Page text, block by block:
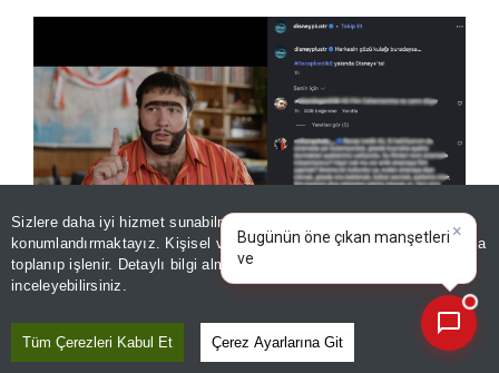
Sizlere daha iyi hizmet sunabilmek adına sitemizde
konumlandırmaktayız. Kişisel verileriniz, KVKK ve GDPR kapsamında
toplanıp işlenir. Detaylı bilgi almak için
inceleyebilirsiniz.
Tüm Çerezleri Kabul Et Çerez Ayarlarına Git
Recep İvedik 8 ne zaman çıkacak? Şahan Gökbakardan
beklenen paylaşım geldi!
ŞAHAN GÖKBAKAR'DAN BEKLENEN
×
Bugünün öne çıkan manşetleri
ve gelişmeleri neler?